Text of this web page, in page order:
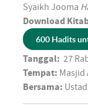
Syaikh Jooma
Download
600 Hadits
Tanggal: 27
Tempat: Masjid
Bersama: